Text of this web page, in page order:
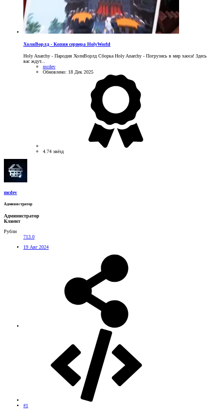
ХолиВорлд - Копия сервера HolyWorld
Holy Anarchy - Пародия ХолиВорлд Сборка Holy Anarchy - Погрузись в мир хаоса! Здесь
вас ждут...
mcdev
Обновлено: 18 Дек 2025
4.74 звёзд
mcdev
Администратор
Администратор
Клиент
Рубли
713.0
19 Авг 2024
#1